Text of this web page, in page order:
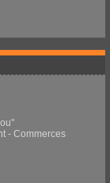
- Commerces